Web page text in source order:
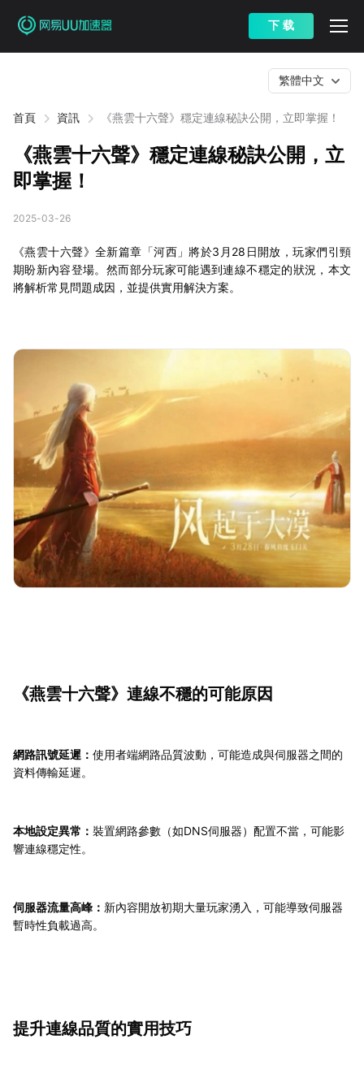
下 载
首頁 資訊 《燕雲十六聲》穩定連線秘訣公開，立即掌握！
繁體中文
《燕雲十六聲》穩定連線秘訣公開，立
即掌握！
2025-03-26
《燕雲十六聲》全新篇章「河西」將於3月28日開放，玩家們引頸
期盼新內容登場。然而部分玩家可能遇到連線不穩定的狀況，本文
將解析常見問題成因，並提供實用解決方案。
《燕雲十六聲》連線不穩的可能原因
網路訊號延遲： 使用者端網路品質波動，可能造成與伺服器之間的
資料傳輸延遲。
本地設定異常： 裝置網路參數（如DNS伺服器）配置不當，可能影
響連線穩定性。
伺服器流量高峰： 新內容開放初期大量玩家湧入，可能導致伺服器
暫時性負載過高。
提升連線品質的實用技巧